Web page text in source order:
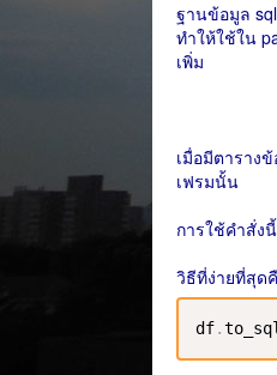
ฐานข้อมูล
ทำให้ใช้ใน
เพิ่ม
เมื่อมีตาราง
เฟรมนั้น
การใช้คำสั่ง
วิธีที่ง่ายที่สุด
df.to_sql